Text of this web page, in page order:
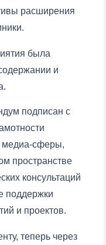
расширения
была
и
подписан с
медиа-сферы,
пространстве
консультаций
поддержки
и проектов.
теперь через